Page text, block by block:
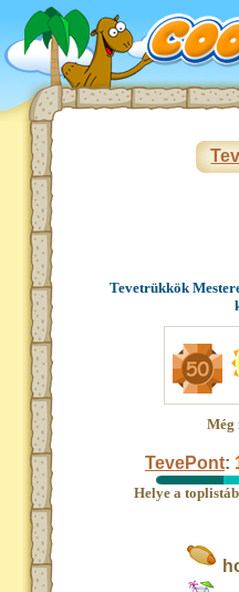
Tevetrükkök
Még
TevePont:
Helye a